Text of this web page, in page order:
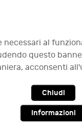
Osservatorio sulle
al
questo
acconsenti
Chiudi
Informazioni